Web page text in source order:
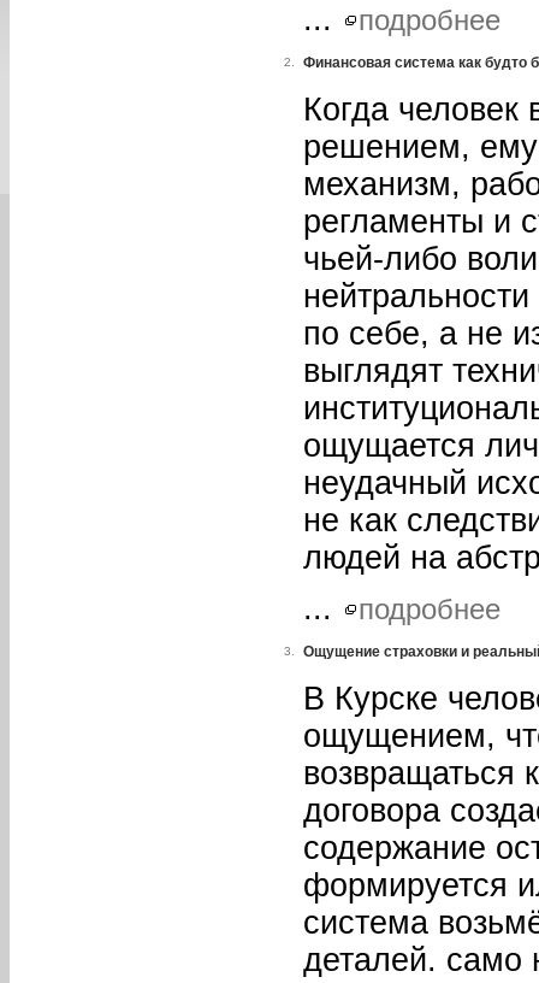
...
подробнее
2. Финансовая система как будто
Когда человек
решением, ему
механизм,
регламенты и
чьей-либо
по себе, а не
выглядят
ощущается
неудачный
не как
людей на
...
подробнее
3. Ощущение страховки и
В Курске
ощущением,
возвращаться
договора
содержание
формируется
система
деталей. само